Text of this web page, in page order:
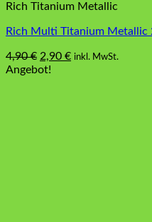
Rich Titanium Metallic
Rich Multi Titanium Metallic
4,90€ Ursprünglicher
Preis
2,90 €Aktueller
inkl. MwSt.
Angebot!